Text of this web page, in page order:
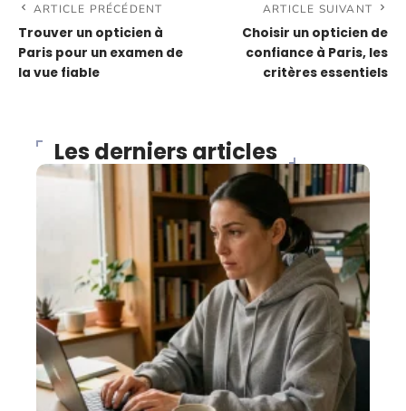
ARTICLE PRÉCÉDENT
Trouver un opticien à
Paris pour un examen de
la vue fiable
ARTICLE SUIVANT
Choisir un opticien de
confiance à Paris, les
critères essentiels
Les derniers articles